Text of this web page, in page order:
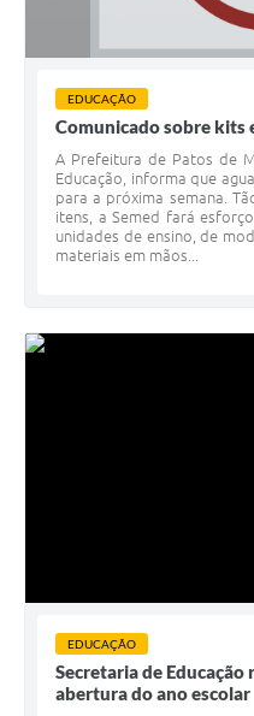
EDUCAÇÃO
Comunicado sobre kits
A Prefeitura de Patos de
Educação, informa que
para a próxima semana.
itens, a Semed fará
unidades de ensino, de
materiais em mãos...
EDUCAÇÃO
Secretaria de Educação
abertura do ano escolar